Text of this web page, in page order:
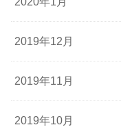
2019年12月
2019年11月
2019年10月